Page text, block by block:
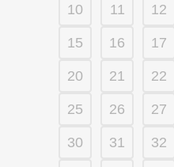
10 11 12
15 16 17
20 21 22
25 26 27
30 31 32